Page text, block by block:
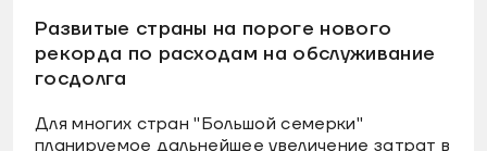
Развитые страны на пороге нового
рекорда по расходам на обслуживание
госдолга
Для многих стран "Большой семерки"
планируемое дальнейшее увеличение затрат в